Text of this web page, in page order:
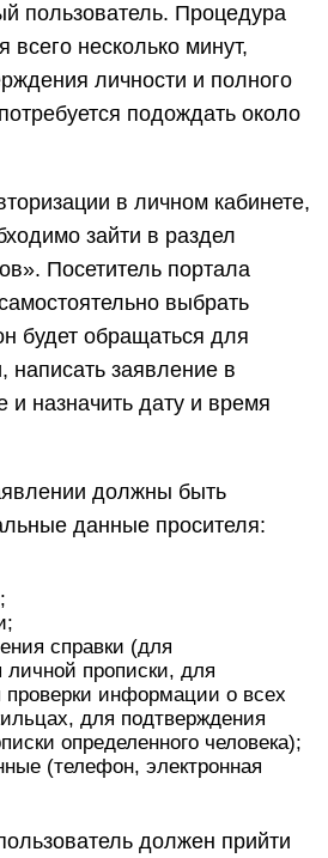
пользователь. Процедура
всего несколько минут,
личности и полного
подождать около
в личном кабинете,
зайти в раздел
Посетитель портала
выбрать
будет обращаться для
написать заявление в
и назначить дату и время
должны быть
данные просителя:
справки (для
личной прописки, для
проверки информации о всех
для подтверждения
определенного человека);
(телефон, электронная
должен прийти